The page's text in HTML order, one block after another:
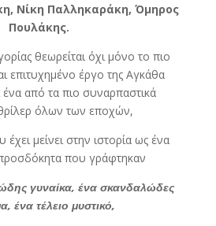
Νίκη Παλληκαράκη, Όμηρος
Πουλάκης.
θεωρείται όχι μόνο το πιο
επιτυχημένο έργο της Αγκάθα
ένα από τα πιο συναρπαστικά
θρίλερ όλων των εποχών,
μείνει στην ιστορία ως ένα
που γράφτηκαν
γυναίκα, ένα σκανδαλώδες
ένα τέλειο μυστικό,